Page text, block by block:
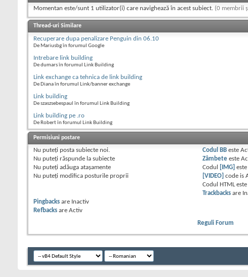
Momentan este/sunt 1 utilizator(i) care navighează în acest subiect. (0 membrii
Thread-uri Similare
Recuperare dupa penalizare Penguin din 06.10
De Mariusbg în forumul Google
Intrebare link building
De dumars în forumul Link Building
Link exchange ca tehnica de link building
De Diana în forumul Link/banner exchange
Link building
De szaszsebespaul în forumul Link Building
Link building pe .ro
De Robert în forumul Link Building
Permisiuni postare
Nu puteţi posta subiecte noi.
Nu puteţi răspunde la subiecte
Nu puteţi adăuga ataşamente
Nu puteţi modifica posturile proprii
Codul BB este
Zâmbete este
Codul
[IMG]
[VIDEO] code is
Codul HTML este
Trackbacks are
Pingbacks are Inactiv
Refbacks are Activ
Reguli Forum